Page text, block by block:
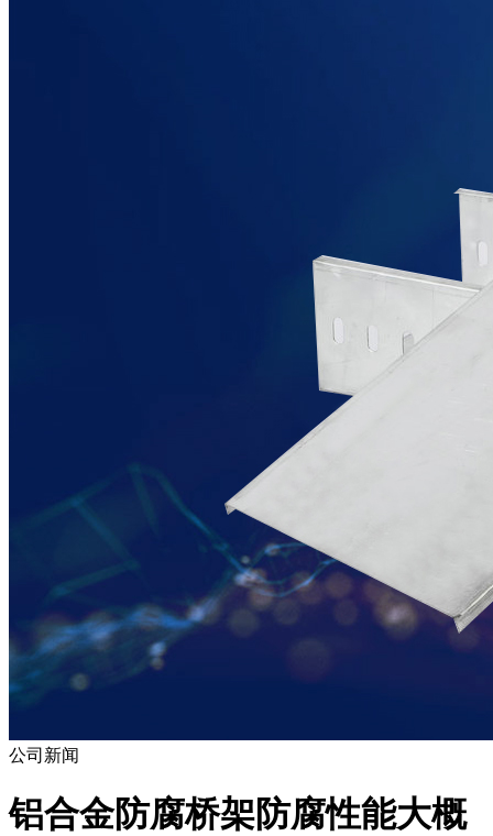
公司新闻
铝合金防腐桥架防腐性能大概